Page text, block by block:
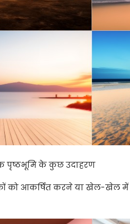
पृष्ठभूमि के कुछ उदाहरण
को आकर्षित करने या खेल-खेल